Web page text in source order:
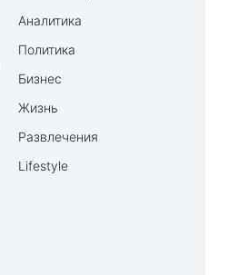
Аналитика
Политика
Бизнес
Жизнь
Развлечения
Lifestyle